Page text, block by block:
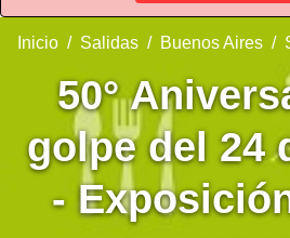
Inicio Salidas Buenos Aires
50°
golpe del 24
-